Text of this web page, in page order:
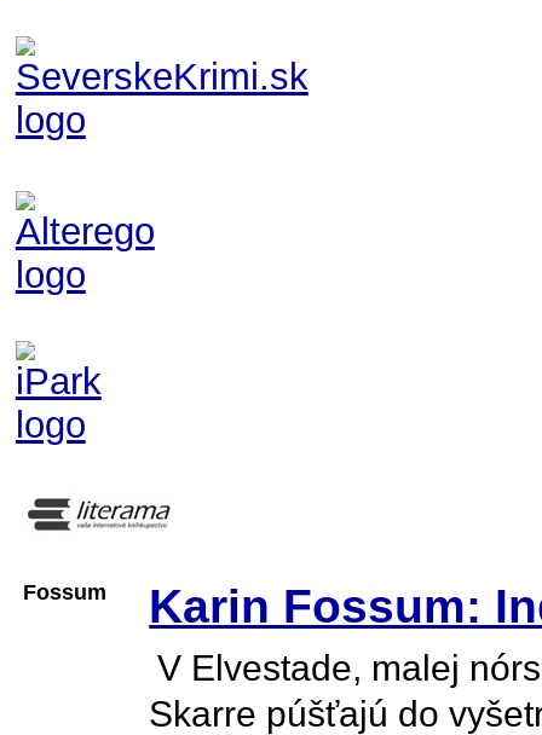
Fossum Karin Fossum:
V Elvestade, malej
Skarre púšťajú do